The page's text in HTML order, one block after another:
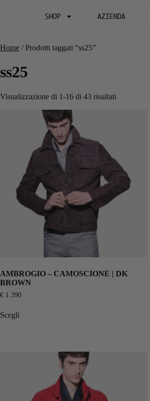
SHOP AZIENDA
Home / Prodotti taggati “ss25”
ss25
Visualizzazione di 1-16 di 43 risultati
AMBROGIO – CAMOSCIONE | DK
BROWN
€ 1.390
Scegli